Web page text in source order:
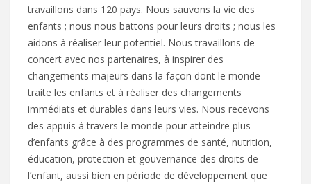
travaillons dans 120 pays. Nous sauvons la vie des
enfants ; nous nous battons pour leurs droits ; nous les
aidons à réaliser leur potentiel. Nous travaillons de
concert avec nos partenaires, à inspirer des
changements majeurs dans la façon dont le monde
traite les enfants et à réaliser des changements
immédiats et durables dans leurs vies. Nous recevons
des appuis à travers le monde pour atteindre plus
d’enfants grâce à des programmes de santé, nutrition,
éducation, protection et gouvernance des droits de
l’enfant, aussi bien en période de développement que